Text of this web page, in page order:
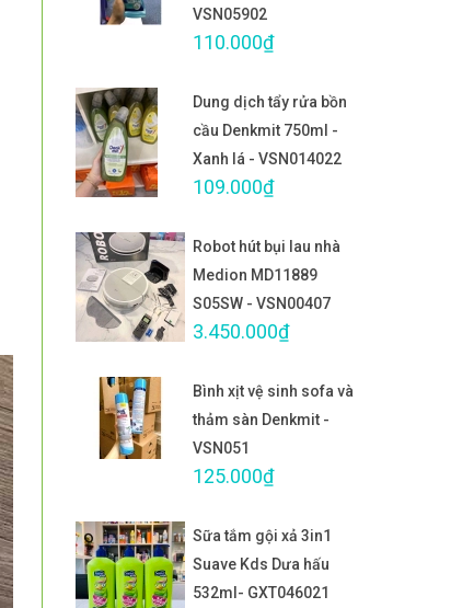
VSN05902
110.000₫
Dung dịch tẩy rửa bồn
cầu Denkmit 750ml -
Xanh lá - VSN014022
109.000₫
Robot hút bụi lau nhà
Medion MD11889
S05SW - VSN00407
3.450.000₫
Bình xịt vệ sinh sofa và
thảm sàn Denkmit -
VSN051
125.000₫
Sữa tắm gội xả 3in1
Suave Kds Dưa hấu
532ml- GXT046021